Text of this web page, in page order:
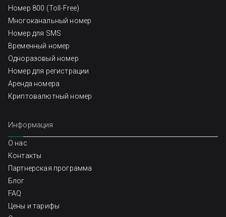
Номер 800 (Toll-Free)
Многоканальный номер
Номер для SMS
Временный номер
Одноразовый номер
Номер для регистрации
Аренда номера
Криптовалютный номер
Информация
О нас
Контакты
Партнерская программа
Блог
FAQ
Цены и тарифы